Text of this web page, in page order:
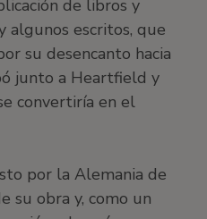
de libros y
algunos escritos, que
su desencanto hacia
junto a Heartfield y
convertiría en el
por la Alemania de
su obra y, como un